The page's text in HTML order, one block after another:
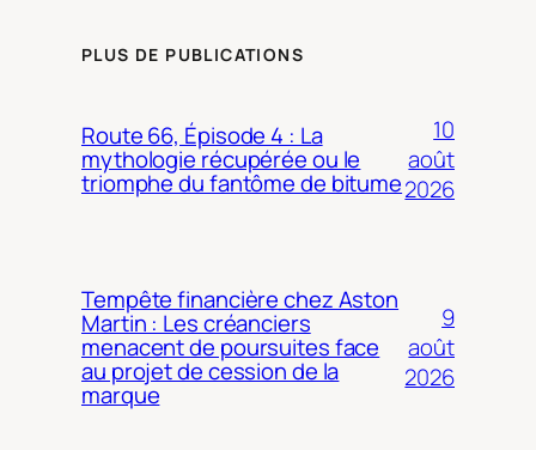
PLUS DE PUBLICATIONS
Route 66, Épisode 4 : La
mythologie récupérée ou le
triomphe du fantôme de bitume
10
août
2026
Tempête financière chez Aston
Martin : Les créanciers
menacent de poursuites face
au projet de cession de la
marque
9
août
2026